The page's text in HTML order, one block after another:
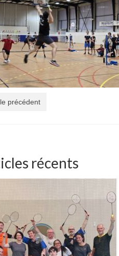
précédent
récents